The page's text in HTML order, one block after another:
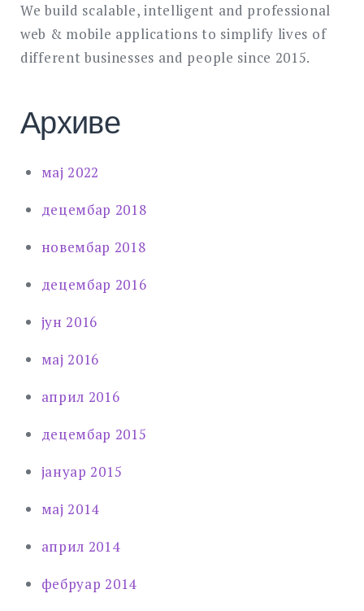
We build scalable, intelligent and professional
web & mobile applications to simplify lives of
different businesses and people since 2015.
Архиве
мај 2022
децембар 2018
новембар 2018
децембар 2016
јун 2016
мај 2016
април 2016
децембар 2015
јануар 2015
мај 2014
април 2014
фебруар 2014